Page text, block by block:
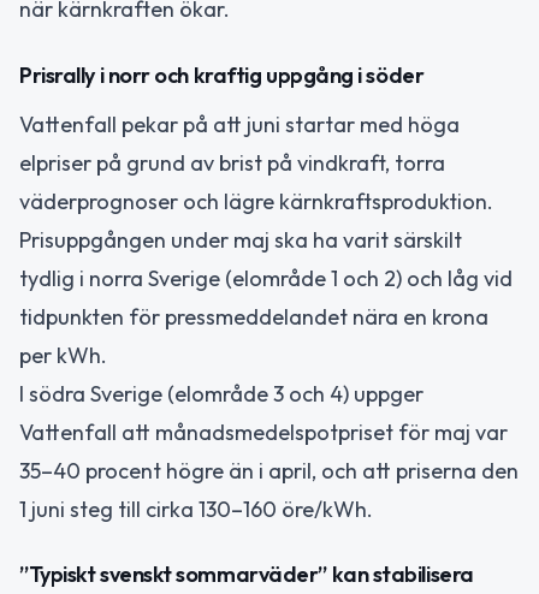
när kärnkraften ökar.
Prisrally i norr och kraftig uppgång i söder
Vattenfall pekar på att juni startar med höga
elpriser på grund av brist på vindkraft, torra
väderprognoser och lägre kärnkraftsproduktion.
Prisuppgången under maj ska ha varit särskilt
tydlig i norra Sverige (elområde 1 och 2) och låg vid
tidpunkten för pressmeddelandet nära en krona
per kWh.
I södra Sverige (elområde 3 och 4) uppger
Vattenfall att månadsmedelspotpriset för maj var
35–40 procent högre än i april, och att priserna den
1 juni steg till cirka 130–160 öre/kWh.
”Typiskt svenskt sommarväder” kan stabilisera